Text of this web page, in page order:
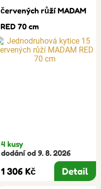
červených růží MADAM
RED 70 cm
4 kusy
dodání od 9. 8. 2026
1 306 Kč Detail